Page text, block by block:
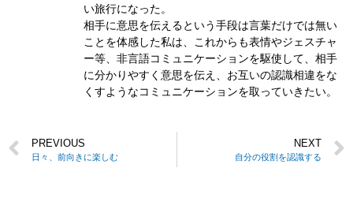
い旅行になった。
相手に意思を伝えるという手段は言葉だけでは無い
ことを体感した私は、これからも表情やジェスチャ
ー等、非言語コミュニケーションを駆使して、相手
に分かりやすく意思を伝え、お互いの認識相違をな
くすようなコミュニケーションを取っていきたい。
PREVIOUS
日々、前向きに楽しむ
NEXT
自分の役割を認識する